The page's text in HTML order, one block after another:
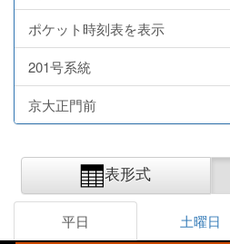
ポケット時刻表を表示
201号系統
京大正門前
表形式
平日 土曜日